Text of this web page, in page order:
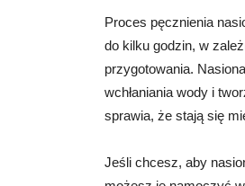
Proces pęcznienia
do kilku godzin, w
przygotowania.
wchłaniania wody i
sprawia, że stają się
Jeśli chcesz, aby